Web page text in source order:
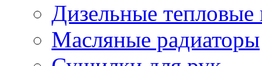
Дизельные
Масляные радиаторы